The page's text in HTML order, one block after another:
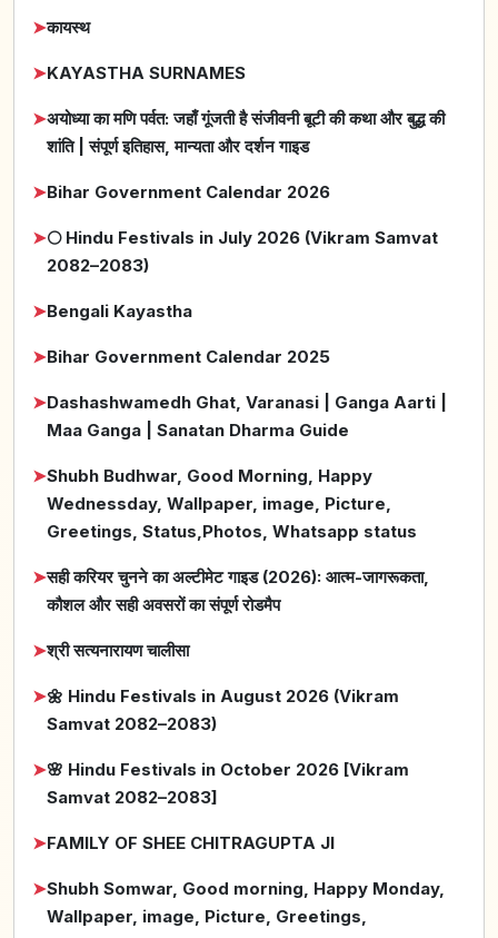
➤कायस्थ
➤KAYASTHA SURNAMES
➤अयोध्या का मणि पर्वत: जहाँ गूंजती है संजीवनी बूटी की कथा और बुद्ध की
शांति | संपूर्ण इतिहास, मान्यता और दर्शन गाइड
➤Bihar Government Calendar 2026
➤🌕 Hindu Festivals in July 2026 (Vikram Samvat
2082–2083)
➤Bengali Kayastha
➤Bihar Government Calendar 2025
➤Dashashwamedh Ghat, Varanasi | Ganga Aarti |
Maa Ganga | Sanatan Dharma Guide
➤Shubh Budhwar, Good Morning, Happy
Wednessday, Wallpaper, image, Picture,
Greetings, Status,Photos, Whatsapp status
➤सही करियर चुनने का अल्टीमेट गाइड (2026): आत्म-जागरूकता,
कौशल और सही अवसरों का संपूर्ण रोडमैप
➤श्री सत्यनारायण चालीसा
➤🌼 Hindu Festivals in August 2026 (Vikram
Samvat 2082–2083)
➤🌸 Hindu Festivals in October 2026 [Vikram
Samvat 2082–2083]
➤FAMILY OF SHEE CHITRAGUPTA JI
➤Shubh Somwar, Good morning, Happy Monday,
Wallpaper, image, Picture, Greetings,